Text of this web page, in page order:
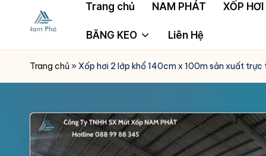
M
Ú
X
Ố
Ty
Tnhh
Xuất
Mút
Xốp
Trang chủ NAM PHÁT XỐP HƠI
BĂNG KEO Liên Hệ
Trang chủ» Xốp hơi 2 lớp khổ 140cm x 100m sản xuất